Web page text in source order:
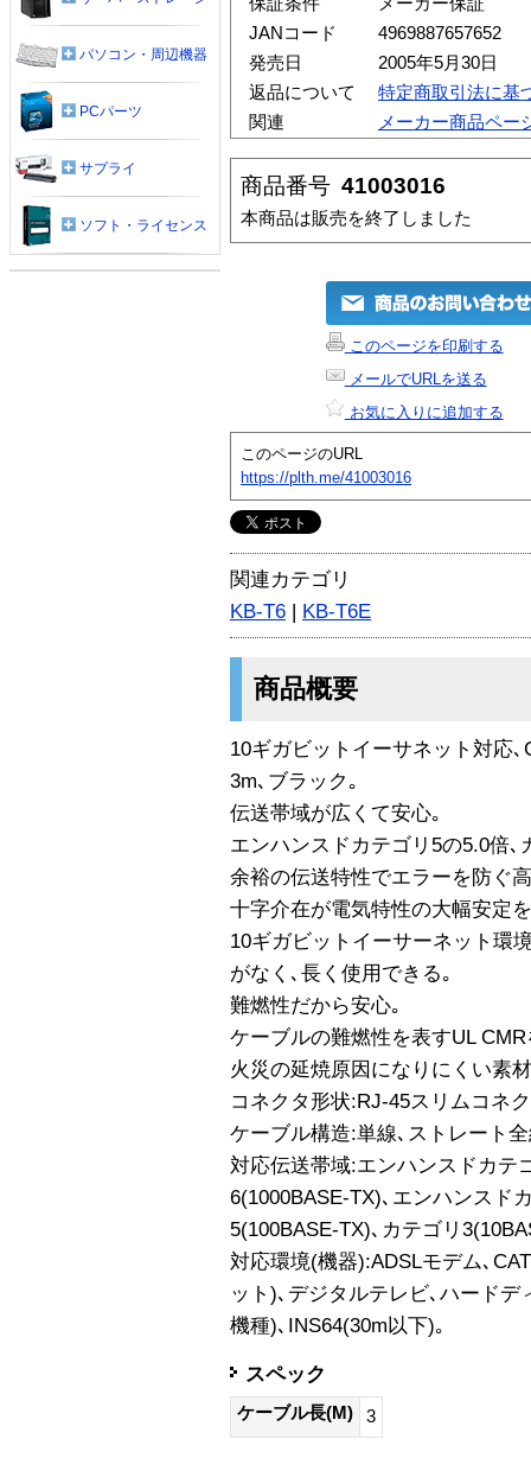
JANコード
4969887657652
発売日
2005年5月30日
返品について
特定商取引法に基
関連
メーカー商品ペー
商品番号 41003016
本商品は販売を終了しました
このページを印刷する
メールでURLを送る
お気に入りに追加する
このページのURL
https://plth.me/41003016
関連カテゴリ
KB-T6 | KB-T6E
商品概要
10ギガビットイーサネット対応､
3m､ブラック｡
伝送帯域が広くて安心｡
エンハンスドカテゴリ5の5.0倍
余裕の伝送特性でエラーを防ぐ
十字介在が電気特性の大幅安定
10ギガビットイーサーネット環
がなく､長く使用できる｡
難燃性だから安心｡
ケーブルの難燃性を表すUL
火災の延焼原因になりにくい素
コネクタ形状:RJ-45スリムコネ
ケーブル構造:単線､ストレート
対応伝送帯域:エンハンスドカテ
6(1000BASE-TX)､エンハンスド
5(100BASE-TX)､カテゴリ
対応環境(機器):ADSLモデム､
ット)､デジタルテレビ､ハード
機種)､INS64(30m以下)｡
スペック
ケーブル長(M) 3
パソコン・周辺機器
PCパーツ
サプライ
ソフト・ライセンス